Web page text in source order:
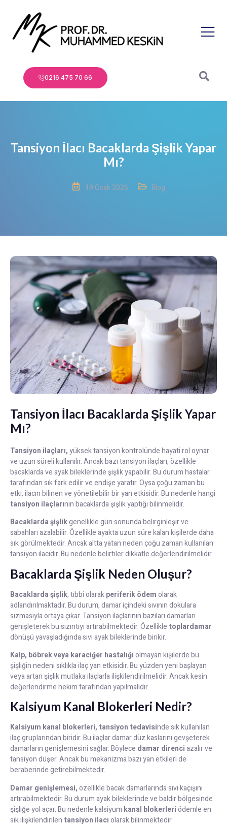
0216 475 70 66
Tansiyon İlacı Bacaklarda Şişlik Yapar
Mı?
19 Ocak 2026 Blog
Tansiyon İlacı Bacaklarda Şişlik Yapar
Mı?
Tansiyon ilaçları,yüksek tansiyon kontrolünde hayati rol oynar
ve uzun süreli kullanılır. Ancak bazı tansiyon ilaçları, özellikle
bacaklarda ve ayak bileklerinde şişlik yapabilir. Bu durum hastalar
tarafından sık fark edilir ve endişe yaratır. Oysa çoğu zaman bu
etki, ilacın bilinen ve yönetilebilir bir yan etkisidir. Bu nedenle hangi
tansiyon ilaçlarının bacaklarda şişlik yaptığı bilinmelidir.
Bacaklarda şişlikgenellikle gün sonunda belirginleşir ve
sabahları azalabilir. Özellikle ayakta uzun süre kalan kişilerde daha
sık görülmektedir. Ancak altta yatan neden çoğu zaman kullanılan
tansiyon ilacıdır. Bu nedenle belirtiler dikkatle değerlendirilmelidir.
Bacaklarda Şişlik Neden Oluşur?
Bacaklarda şişlik, tıbbi olarakperiferik ödemolarak
adlandırılmaktadır. Bu durum, damar içindeki sıvının dokulara
sızmasıyla ortaya çıkar. Tansiyon ilaçlarının bazıları damarları
genişleterek bu sızıntıyı artırabilmektedir. Özellikle toplardamar
dönüşü yavaşladığında sıvı ayak bileklerinde birikir.
Kalp, böbrek veya karaciğer hastalığıolmayan kişilerde bu
şişliğin nedeni sıklıkla ilaç yan etkisidir. Bu yüzden yeni başlayan
veya artan şişlik mutlaka ilaçlarla ilişkilendirilmelidir. Ancak kesin
değerlendirme hekim tarafından yapılmalıdır.
Kalsiyum Kanal Blokerleri Nedir?
Kalsiyum kanal blokerleri, tansiyon tedavisinde sık kullanılan
ilaç gruplarından biridir. Bu ilaçlar damar düz kaslarını gevşeterek
damarların genişlemesini sağlar. Böylece damar direnciazalır ve
tansiyon düşer. Ancak bu mekanizma bazı yan etkileri de
beraberinde getirebilmektedir.
Damar genişlemesi,özellikle bacak damarlarında sıvı kaçışını
artırabilmektedir. Bu durum ayak bileklerinde ve baldır bölgesinde
şişliğe yol açar. Bu nedenle kalsiyum kanal blokerleriödemle en
sık ilişkilendirilen tansiyon ilacıolarak bilinmektedir.